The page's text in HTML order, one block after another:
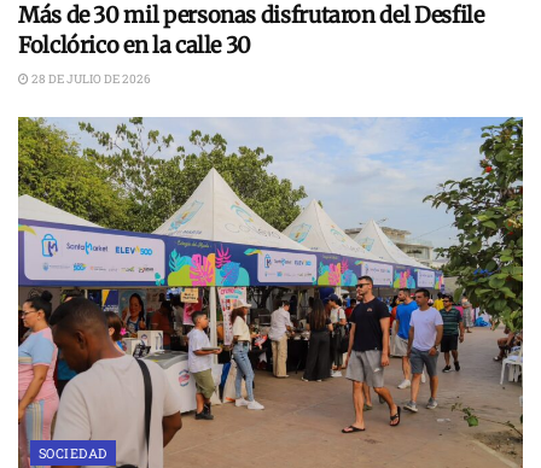
Más de 30 mil personas disfrutaron del Desfile
Folclórico en la calle 30
28 DE JULIO DE 2026
SOCIEDAD